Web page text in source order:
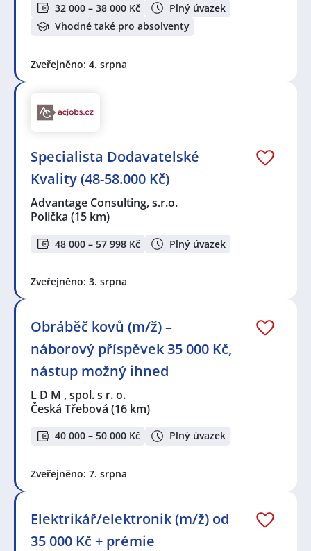
32 000 – 38 000 Kč
Plný úvazek
Vhodné také pro absolventy
Zveřejněno: 4. srpna
Specialista Dodavatelské
Kvality (48-58.000 Kč)
Advantage Consulting, s.r.o.
Polička (15 km)
48 000 – 57 998 Kč Plný úvazek
Zveřejněno: 3. srpna
Obráběč kovů (m/ž) –
náborový příspěvek 35 000 Kč,
nástup možný ihned
L D M , spol. s r. o.
Česká Třebová (16 km)
40 000 – 50 000 Kč Plný úvazek
Zveřejněno: 7. srpna
Elektrikář/elektronik (m/ž) od
35 000 Kč + prémie